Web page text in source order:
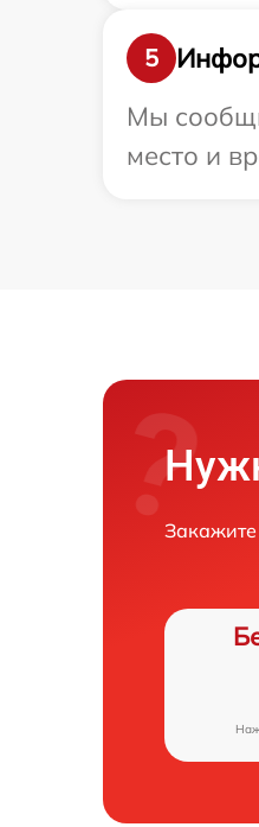
5
Мы
место и